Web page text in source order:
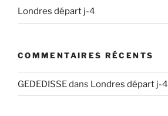
Londres départ j-4
COMMENTAIRES RÉCENTS
GEDEDISSEdans Londres départ j-4